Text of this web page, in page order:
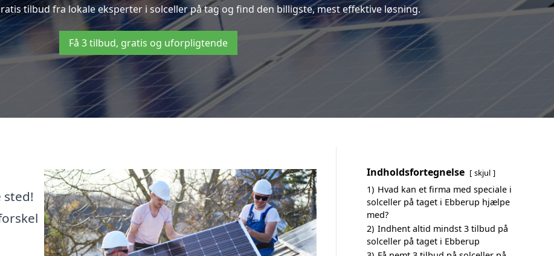
tilbud fra lokale eksperter i solceller på tag og find den billigste, mest effektive løsning.
Få 3 tilbud, gratis og uforpligtende
sted!
Indholdsfortegnelse skjul
1) Hvad kan et firma med speciale i
solceller på taget i Ebberup hjælpe
med?
2) Indhent altid mindst 3 tilbud på
solceller på taget i Ebberup